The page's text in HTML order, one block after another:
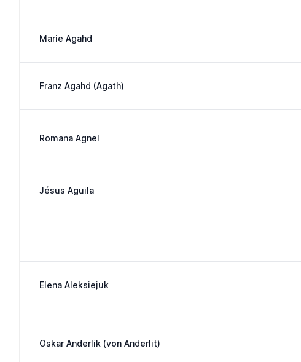
Marie Agahd
Franz Agahd (Agath)
Romana Agnel
Jésus Aguila
Elena Aleksiejuk
Oskar Anderlik (von Anderlit)